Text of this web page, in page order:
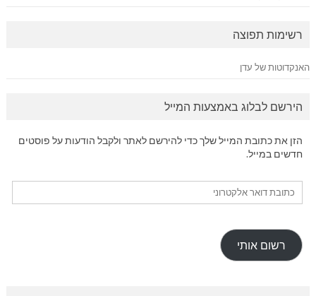
רשימות תפוצה
האנקדוטות של עדן
הירשם לבלוג באמצעות המייל
הזן את כתובת המייל שלך כדי להירשם לאתר ולקבל הודעות על פוסטים
חדשים במייל.
רשום אותי